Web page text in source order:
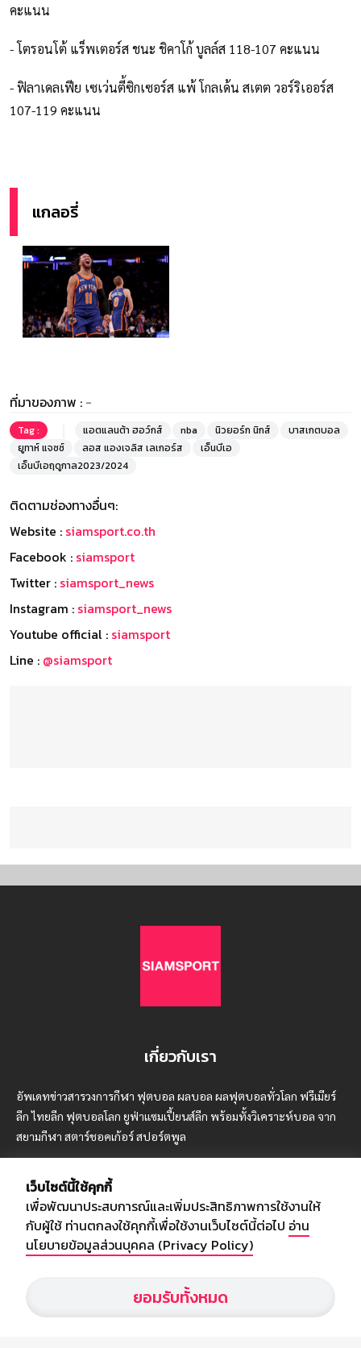
คะแนน
- โตรอนโต้ แร็พเตอร์ส ชนะ ชิคาโก้ บูลล์ส 118-107 คะแนน
- ฟิลาเดลเฟีย เซเว่นตี้ซิกเซอร์ส แพ้ โกลเด้น สเตต วอร์ริเออร์ส
107-119 คะแนน
แกลอรี่
ที่มาของภาพ : -
Tag : แอตแลนต้า ฮอว์กส์ nba นิวยอร์ก นิกส์
บาสเกตบอล
ยูทาห์ แจซซ์
ลอส แองเจลิส เลเกอร์ส
เอ็นบีเอ
เอ็นบีเอฤดูกาล2023/2024
ติดตามช่องทางอื่นๆ:
Website : siamsport.co.th
Facebook : siamsport
Twitter : siamsport_news
Instagram : siamsport_news
Youtube official : siamsport
Line : @siamsport
เกี่ยวกับเรา
อัพเดทข่าวสารวงการกีฬา ฟุตบอล ผลบอล ผลฟุตบอลทั่วโลก ฟรีเมียร์
ลีก ไทยลีก ฟุตบอลโลก ยูฟ่าแซมเปี้ยนส์ลีก พร้อมทั้งวิเคราะห์บอล จาก
สยามกีฬา สตาร์ชอคเก้อร์ สปอร์ตพูล
บริษัท สยามสปอร์ต ซินติเคท จำกัด (มหาชน)
เลขที่ 66/26 - 29 ซอยรามอินทรา 40
ถนนรามอินทรา แขวงนวลจันทร์
โทร : 02-5088-000
เว็บไซต์นี้ใช้คุกกี้
เพื่อพัฒนาประสบการณ์และเพิ่มประสิทธิภาพการใช้งานให้
กับผู้ใช้ ท่านตกลงใช้คุกกี้เพื่อใช้งานเว็บไซต์นี้ต่อไป อ่าน
นโยบายข้อมูลส่วนบุคคล (Privacy Policy)
ยอมรับทั้งหมด